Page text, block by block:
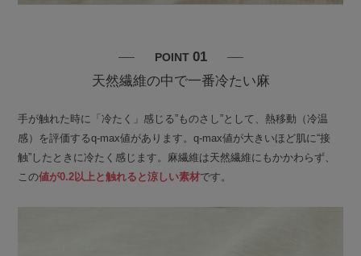
POINT 01
天然繊維の中で一番冷たい麻
手が触れた時に「冷たく」感じる”ものさし”として、熱移動（冷温
感）を評価するq-max値があります。q-max値が大きいほど肌に“接
触”したときに冷たく感じます。麻繊維は天然繊維にもかかわらず、
この値が0.2以上と触れると涼しい素材です。